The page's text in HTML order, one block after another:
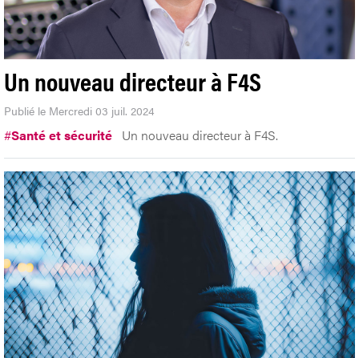
Un nouveau directeur à F4S
Publié le Mercredi 03 juil. 2024
#Santé et sécurité Un nouveau directeur à F4S.